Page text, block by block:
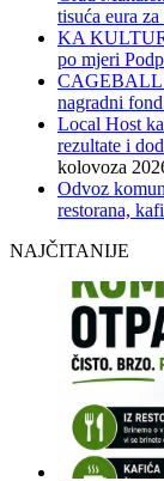
tisuća eura
KA
po mjeri
CAGEBALL
nagradni
Local Host
rezultate i
kolovoza
Odvoz
restorana,
NAJČITANIJE